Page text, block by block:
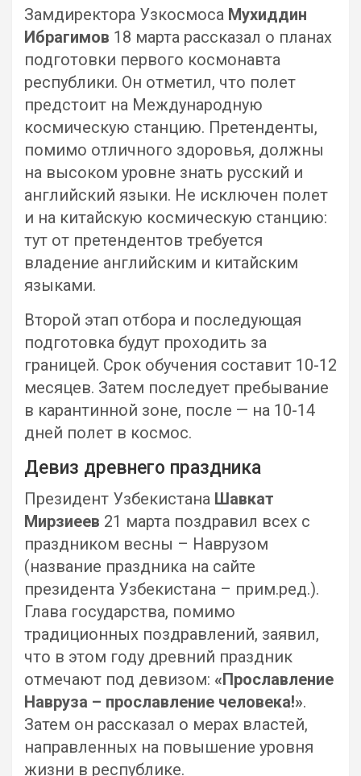
Замдиректора Узкосмоса Мухиддин
Ибрагимов 18 марта рассказал о планах
подготовки первого космонавта
республики. Он отметил, что полет
предстоит на Международную
космическую станцию. Претенденты,
помимо отличного здоровья, должны
на высоком уровне знать русский и
английский языки. Не исключен полет
и на китайскую космическую станцию:
тут от претендентов требуется
владение английским и китайским
языками.
Второй этап отбора и последующая
подготовка будут проходить за
границей. Срок обучения составит 10-12
месяцев. Затем последует пребывание
в карантинной зоне, после — на 10-14
дней полет в космос.
Девиз древнего праздника
Президент Узбекистана Шавкат
Мирзиеев 21 марта поздравил всех с
праздником весны – Наврузом
(название праздника на сайте
президента Узбекистана – прим.ред.).
Глава государства, помимо
традиционных поздравлений, заявил,
что в этом году древний праздник
отмечают под девизом: «Прославление
Навруза – прославление человека!».
Затем он рассказал о мерах властей,
направленных на повышение уровня
жизни в республике.